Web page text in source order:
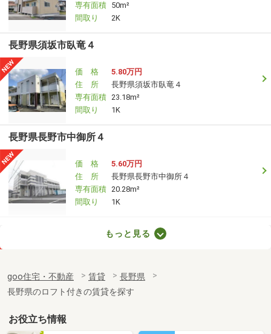
専有面積 50m²
間取り
2K
長野県須坂市臥竜４
価 格
5.80万円
住 所
長野県須坂市臥竜４
専有面積 23.18m²
間取り
1K
長野県長野市中御所４
価 格
5.60万円
住 所
長野県長野市中御所４
専有面積 20.28m²
間取り
1K
長野県塩尻市大字広丘高出
専有面積
26.49m²
間取り
1K
長野県須坂市大字須坂
もっと見る
goo住宅・不動産 賃貸
長野県
長野県のロフト付きの賃貸を探す
お役立ち情報